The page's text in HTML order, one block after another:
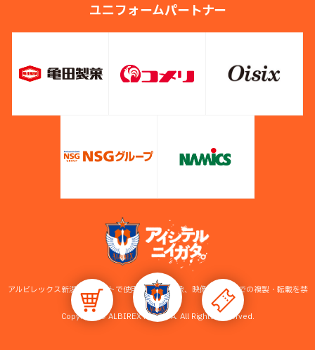
ユニフォームパートナー
アルビレックス新潟公式サイトで使用している画像、映像等の無断での複製・転載を禁
止します。
Copyright © ALBIREX NIIGATA. All Rights Reserved.